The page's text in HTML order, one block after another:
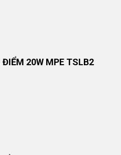
ĐIỂM 20W MPE TSLB2